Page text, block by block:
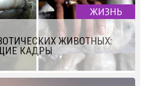
ЖИЗНЬ
ЖИВОТНЫХ:
КАДРЫ